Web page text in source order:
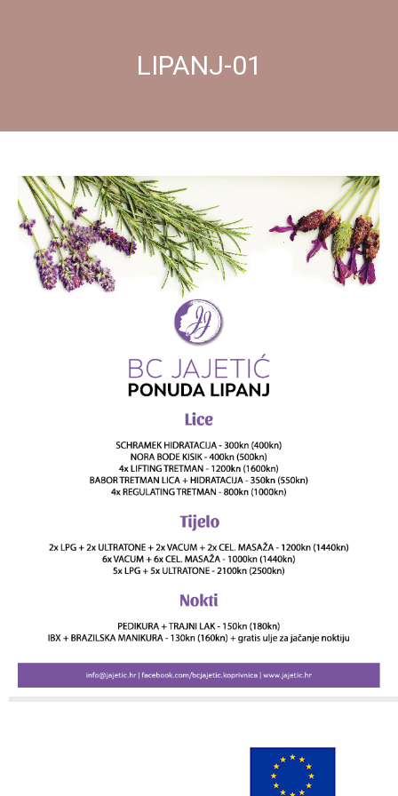
LIPANJ-01